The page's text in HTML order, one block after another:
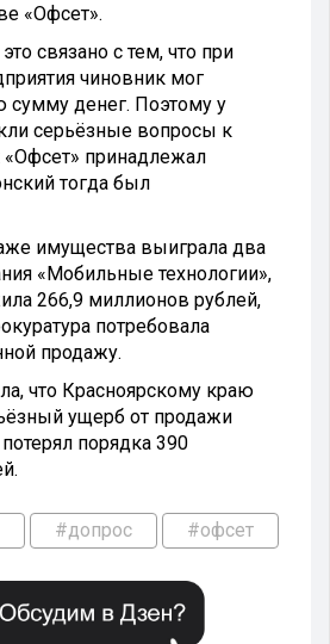
«Офсет».
связано с тем, что при
чиновник мог
сумму денег. Поэтому у
серьёзные вопросы к
«Офсет» принадлежал
тогда был
имущества выиграла два
«Мобильные технологии»,
266,9 миллионов рублей,
потребовала
продажу.
что Красноярскому краю
ущерб от продажи
порядка 390
#допрос #офсет